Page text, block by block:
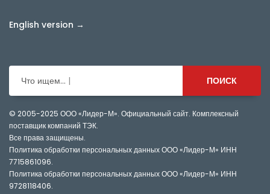
English version →
Что ищем... ПОИСК
© 2005-2025 ООО «Лидер-М». Официальный сайт. Комплексный
поставщик компаний ТЭК.
Все права защищены.
Политика обработки персональных данных ООО «Лидер-М» ИНН
7715861096.
Политика обработки персональных данных ООО «Лидер-М» ИНН
9728118406.